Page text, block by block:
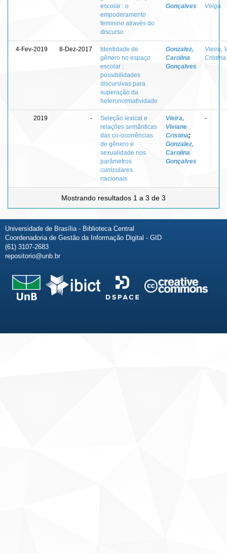
escolar : o
empoderamento
feminino através do
discurso
Gonçalves
Veiga
4-Fev-2019 8-Dez-2017
Identidade de
gênero no espaço
escolar :
possibilidades
discursivas para
superação da
heteronormatividade
Gonzalez,
Carolina
Gonçalves
Vieira,
Cristina
2019 -
Seleção lexical e
relações semânticas
das co-ocorrências
de gênero e
sexualidade nos
parâmetros
curriculares
nacionais
Vieira,
Viviane
Cristina;
Gonzalez,
Carolina
Gonçalves
-
Mostrando resultados 1 a 3 de 3
Universidade de Brasília - Biblioteca Central
Coordenadoria de Gestão da Informação Digital - GID
(61) 3107-2683
repositorio@unb.br